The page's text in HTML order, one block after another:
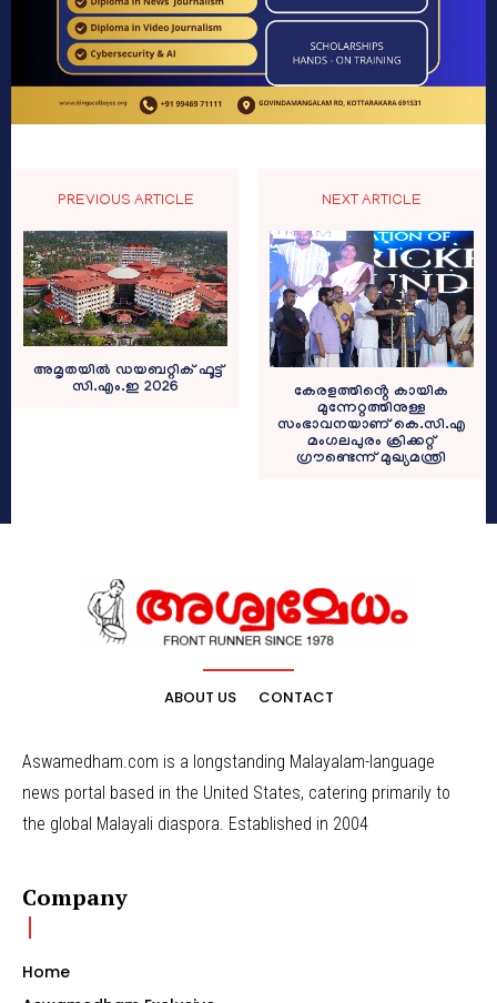
PREVIOUS ARTICLE
അമൃതയിൽ ഡയബറ്റിക് ഫൂട്ട്
സി.എം.ഇ 2026
NEXT ARTICLE
കേരളത്തിൻ്റെ കായിക
മുന്നേറ്റത്തിനുള്ള
സംഭാവനയാണ് കെ.സി.എ
മംഗലപുരം ക്രിക്കറ്റ്
ഗ്രൗണ്ടെന്ന് മുഖ്യമന്ത്രി
ABOUT US CONTACT
Aswamedham.com is a longstanding Malayalam-language
news portal based in the United States, catering primarily to
the global Malayali diaspora. Established in 2004
Company
Home